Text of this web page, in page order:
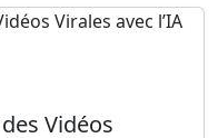
Vidéos